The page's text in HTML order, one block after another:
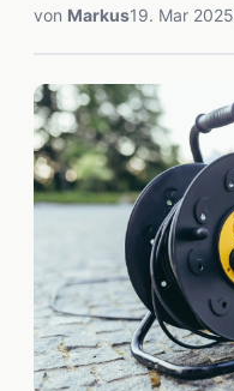
von Markus19. Mar 2025